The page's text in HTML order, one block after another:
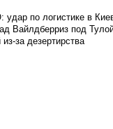
по логистике в
Вайлдберриз под
за дезертирства